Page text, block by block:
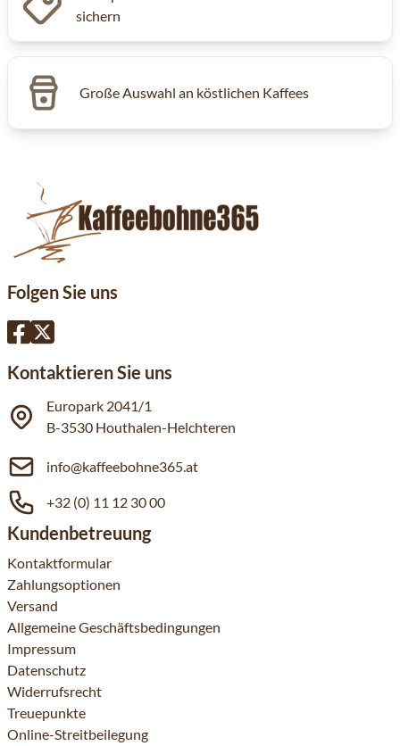
sichern
Große Auswahl an köstlichen Kaffees
Folgen Sie uns
Kontaktieren Sie uns
Europark 2041/1
B-3530 Houthalen-Helchteren
info@kaffeebohne365.at
+32 (0) 11 12 30 00
Kundenbetreuung
Kontaktformular
Zahlungsoptionen
Versand
Allgemeine Geschäftsbedingungen
Impressum
Datenschutz
Widerrufsrecht
Treuepunkte
Online-Streitbeilegung